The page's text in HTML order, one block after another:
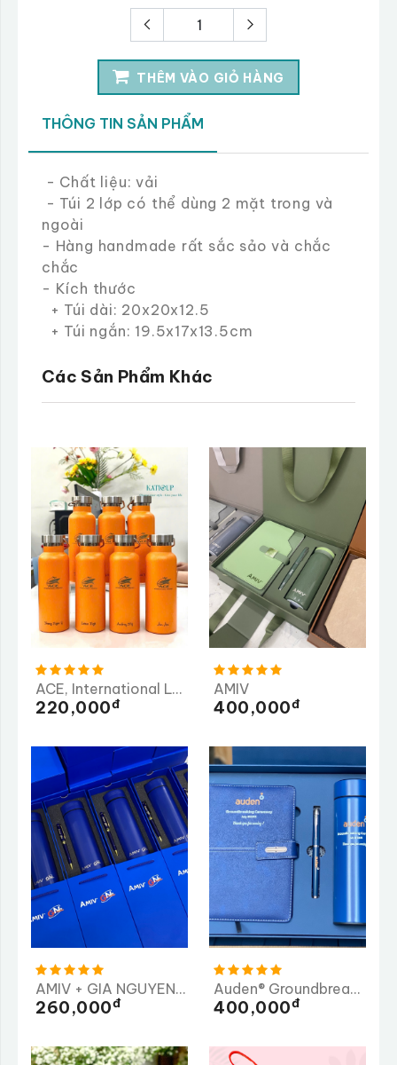
THÊM VÀO GIỎ HÀNG
THÔNG TIN SẢN PHẨM
- Chất liệu: vải
- Túi 2 lớp có thể dùng 2 mặt trong và
ngoài
- Hàng handmade rất sắc sảo và chắc
chắc
- Kích thước
+ Túi dài: 20x20x12.5
+ Túi ngắn: 19.5x17x13.5cm
Các Sản Phẩm Khác
ACE, International Logistics
220,000Đ
AMIV
400,000Đ
AMIV + GIA NGUYEN ME CO.,LTD ( GN )
260,000Đ
Auden® Groundbreaking Ceremony
400,000Đ